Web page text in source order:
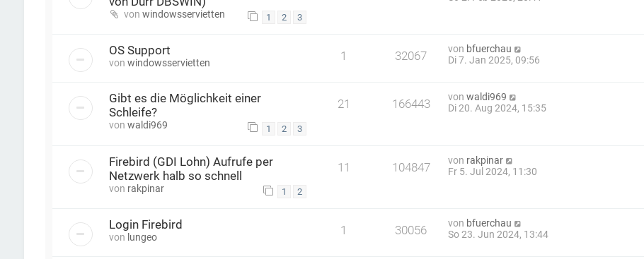
von windowsservietten 1 2 3
OS Support
von windowsservietten 1 32067 von bfuerchau
Di 7. Jan 2025, 09:56
Gibt es die Möglichkeit einer
Schleife?
von waldi969 1 2 3
21 166443 vonwaldi969
Di 20. Aug 2024, 15:35
Firebird (GDI Lohn) Aufrufe per
Netzwerk halb so schnell
von rakpinar 1 2
11 104847 von rakpinar
Fr 5. Jul 2024, 11:30
Login Firebird
von lungeo 1 30056 von bfuerchau
So 23. Jun 2024, 13:44